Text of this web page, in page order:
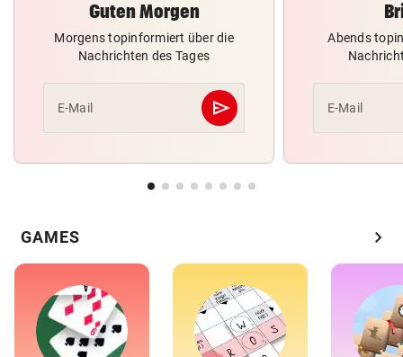
Guten Morgen
Morgens topinformiert über die
Nachrichten des Tages
E-Mail send
Abschicken
Abends
E-Mail
GAMES chevron_right